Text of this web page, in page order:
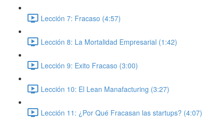
Lección 7: Fracaso (4:57)
Lección 8: La Mortalidad Empresarial (1:42)
Lección 9: Exito Fracaso (3:00)
Lección 10: El Lean Manafacturing (3:27)
Lección 11: ¿Por Qué Fracasan las startups? (4:07)